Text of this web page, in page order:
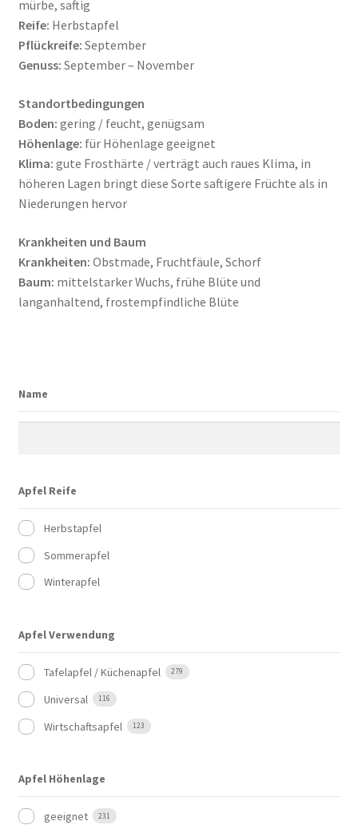
mürbe, saftig
Reife: Herbstapfel
Pflückreife: September
Genuss: September – November
Standortbedingungen
Boden: gering / feucht, genügsam
Höhenlage: für Höhenlage geeignet
Klima: gute Frosthärte / verträgt auch raues Klima, in
höheren Lagen bringt diese Sorte saftigere Früchte als in
Niederungen hervor
Krankheiten und Baum
Krankheiten: Obstmade, Fruchtfäule, Schorf
Baum: mittelstarker Wuchs, frühe Blüte und
langanhaltend, frostempfindliche Blüte
Name
Apfel Reife
Herbstapfel
Sommerapfel
Winterapfel
Apfel Verwendung
Tafelapfel / Küchenapfel 279
Universal 116
Wirtschaftsapfel 123
Apfel Höhenlage
geeignet 231